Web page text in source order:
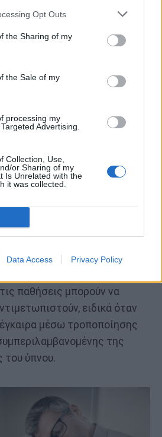
Opt Outs
the Sharing of my
the Sale of my
processing my
Advertising.
Collection, Use,
or Sharing of my
Is Unrelated with the
it was collected.
Data Access Privacy Policy
Πάρκινσον,
αγχώδεις
διαβήτης τύπου 2
ευερέθιστου
νόσος του εντέρου
υπνική άπνοια,
Πνευμονοπάθεια
παθήσεις μπορούν να
ειδικά όταν
μέσω τροποποίησης
της
του ύπνου.